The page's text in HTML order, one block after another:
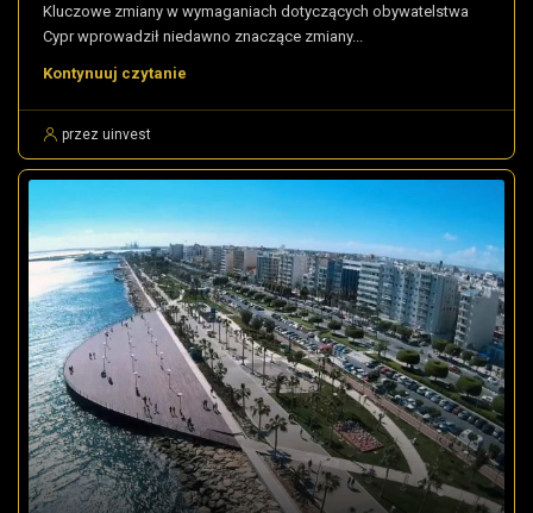
Kluczowe zmiany w wymaganiach dotyczących obywatelstwa
Cypr wprowadził niedawno znaczące zmiany...
Kontynuuj czytanie
przez uinvest